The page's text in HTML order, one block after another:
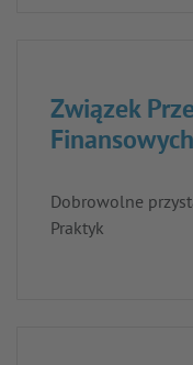
Związek
Dobrowolne
Praktyk